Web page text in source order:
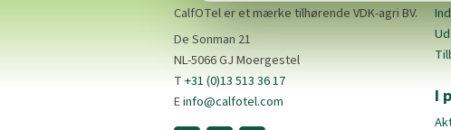
CalfOTel er et mærke tilhørende VDK-agri BV.
De Sonman 21
NL-5066 GJ Moergestel
T+31 (0)13 513 36 17
Einfo@calfotel.com I